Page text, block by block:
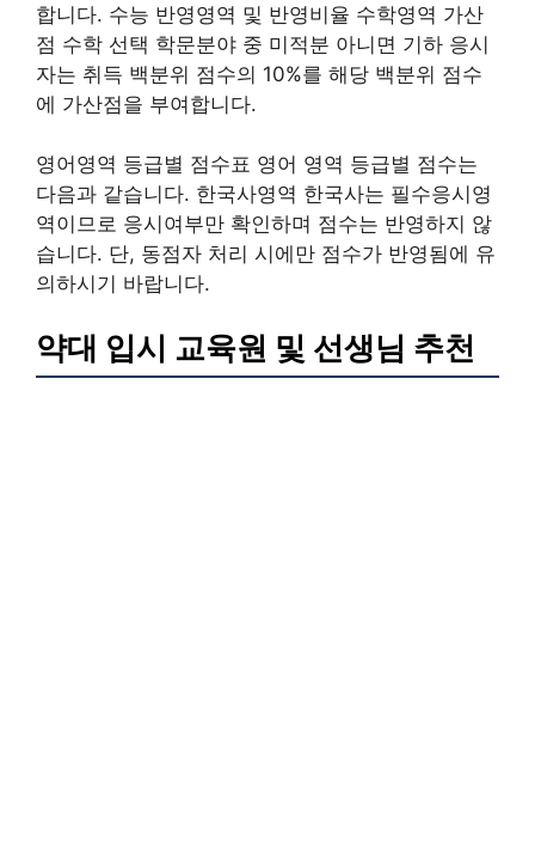
합니다. 수능 반영영역 및 반영비율 수학영역 가산
점 수학 선택 학문분야 중 미적분 아니면 기하 응시
자는 취득 백분위 점수의 10%를 해당 백분위 점수
에 가산점을 부여합니다.
영어영역 등급별 점수표 영어 영역 등급별 점수는
다음과 같습니다. 한국사영역 한국사는 필수응시영
역이므로 응시여부만 확인하며 점수는 반영하지 않
습니다. 단, 동점자 처리 시에만 점수가 반영됨에 유
의하시기 바랍니다.
약대 입시 교육원 및 선생님 추천